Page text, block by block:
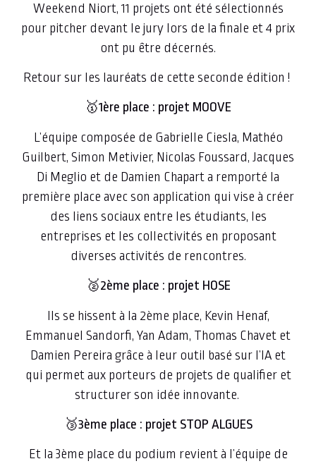
Weekend Niort, 11 projets ont été sélectionnés
pour pitcher devant le jury lors de la finale et 4 prix
ont pu être décernés.
Retour sur les lauréats de cette seconde édition !
🥇1ère place : projet MOOVE
L’équipe composée de Gabrielle Ciesla, Mathéo
Guilbert, Simon Metivier, Nicolas Foussard, Jacques
Di Meglio et de Damien Chapart a remporté la
première place avec son application qui vise à créer
des liens sociaux entre les étudiants, les
entreprises et les collectivités en proposant
diverses activités de rencontres.
🥈2ème place : projet HOSE
Ils se hissent à la 2ème place, Kevin Henaf,
Emmanuel Sandorfi, Yan Adam, Thomas Chavet et
Damien Pereira grâce à leur outil basé sur l’IA et
qui permet aux porteurs de projets de qualifier et
structurer son idée innovante.
🥉3ème place : projet STOP ALGUES
Et la 3ème place du podium revient à l’équipe de